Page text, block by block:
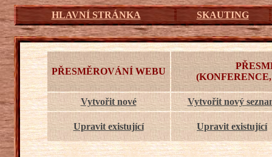
HLAVNÍ STRÁNKA SKAUTING
PŘESMĚROVÁNÍ WEBU
Vytvořit nové Vytvořit nový
Upravit existující Upravit existující